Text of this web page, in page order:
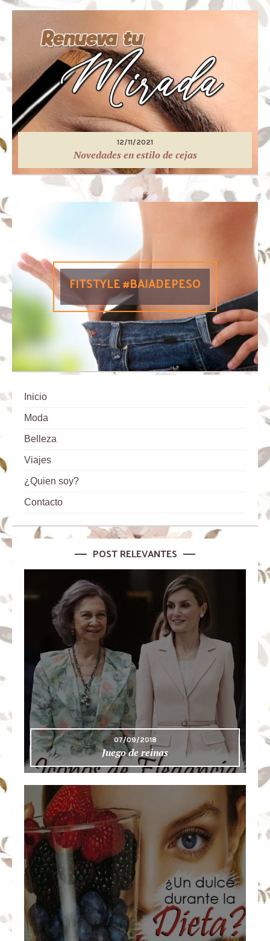
12/11/2021
Novedades en estilo de cejas
FITSTYLE #BAJADEPESO
Inicio
Moda
Belleza
Viajes
¿Quien soy?
Contacto
POST RELEVANTES
07/09/2018
Juego de reinas